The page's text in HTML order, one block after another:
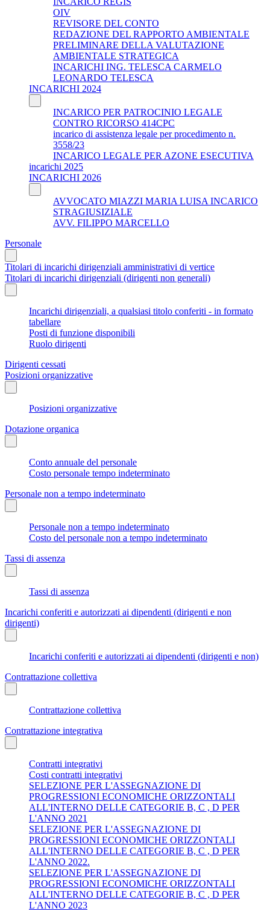
OIV
REVISORE DEL CONTO
REDAZIONE DEL RAPPORTO AMBIENTALE
PRELIMINARE DELLA VALUTAZIONE
AMBIENTALE STRATEGICA
INCARICHI ING. TELESCA CARMELO
LEONARDO TELESCA
INCARICHI 2024
INCARICO PER PATROCINIO LEGALE
CONTRO RICORSO 414CPC
incarico di assistenza legale per procedimento n.
3558/23
INCARICO LEGALE PER AZONE ESECUTIVA
incarichi 2025
INCARICHI 2026
AVVOCATO MIAZZI MARIA LUISA INCARICO
STRAGIUSIZIALE
AVV. FILIPPO MARCELLO
Personale
Titolari di incarichi dirigenziali amministrativi di vertice
Titolari di incarichi dirigenziali (dirigenti non generali)
Incarichi dirigenziali, a qualsiasi titolo conferiti - in formato
tabellare
Posti di funzione disponibili
Ruolo dirigenti
Dirigenti cessati
Posizioni organizzative
Posizioni organizzative
Dotazione organica
Conto annuale del personale
Costo personale tempo indeterminato
Personale non a tempo indeterminato
Personale non a tempo indeterminato
Costo del personale non a tempo indeterminato
Tassi di assenza
Tassi di assenza
Incarichi conferiti e autorizzati ai dipendenti (dirigenti e non
dirigenti)
Incarichi conferiti e autorizzati ai dipendenti (dirigenti e non)
Contrattazione collettiva
Contrattazione collettiva
Contrattazione integrativa
Contratti integrativi
Costi contratti integrativi
SELEZIONE PER L'ASSEGNAZIONE DI
PROGRESSIONI ECONOMICHE ORIZZONTALI
ALL'INTERNO DELLE CATEGORIE B, C , D PER
L'ANNO 2021
SELEZIONE PER L'ASSEGNAZIONE DI
PROGRESSIONI ECONOMICHE ORIZZONTALI
ALL'INTERNO DELLE CATEGORIE B, C , D PER
L'ANNO 2022.
SELEZIONE PER L'ASSEGNAZIONE DI
PROGRESSIONI ECONOMICHE ORIZZONTALI
ALL'INTERNO DELLE CATEGORIE B, C , D PER
L'ANNO 2023